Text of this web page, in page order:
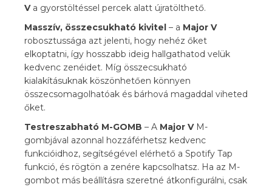
Va gyorstöltéssel percek alatt újratölthető.
Masszív, összecsukható kivitel – a Major V
robosztussága azt jelenti, hogy nehéz őket
elkoptatni, így hosszabb ideig hallgathatod velük
kedvenc zenéidet. Míg összecsukható
kialakításuknak köszönhetően könnyen
összecsomagolhatóak és bárhová magaddal viheted
őket.
Testreszabható M-GOMB – A Major VM-
gombjával azonnal hozzáférhetsz kedvenc
funkcióidhoz, segítségével elérhető a Spotify Tap
funkció, és rögtön a zenére kapcsolhatsz. Ha az M-
gombot más beállításra szeretné átkonfigurálni, csak